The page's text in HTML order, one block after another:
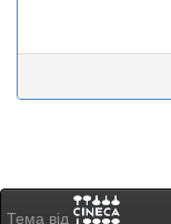
Тема від